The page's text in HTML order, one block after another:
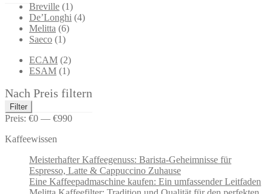
Breville (1)
De’Longhi (4)
Melitta (6)
Saeco (1)
ECAM (2)
ESAM (1)
Nach Preis filtern
Min.
Preis
Max.
Preis
Filter
Preis: €0 — €990
Kaffeewissen
Meisterhafter Kaffeegenuss: Barista-Geheimnisse für
Espresso, Latte & Cappuccino Zuhause
Eine Kaffeepadmaschine kaufen: Ein umfassender Leitfaden